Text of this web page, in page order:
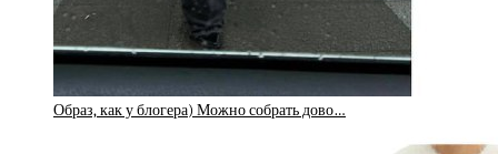
Образ, как у блогера) Можно собрать дово…